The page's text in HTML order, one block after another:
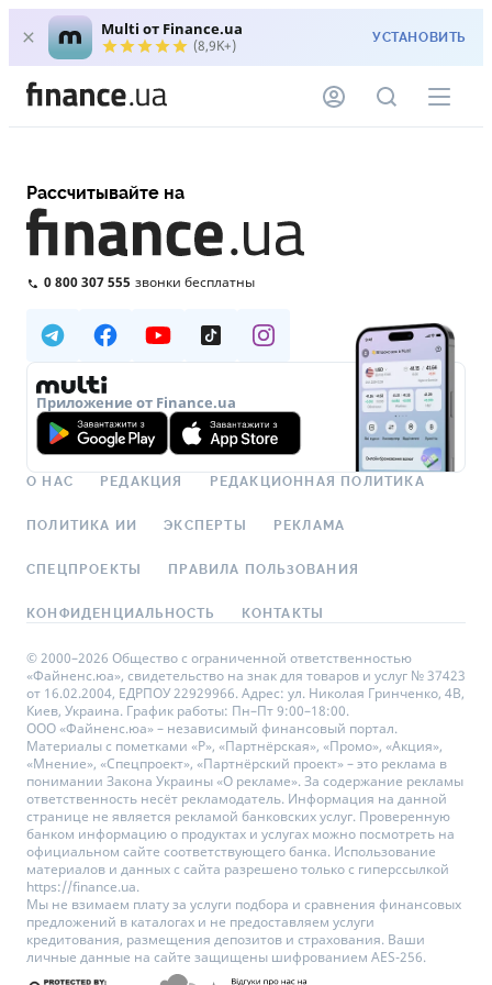
Multi от Finance.ua
(8,9K+) УСТАНОВИТЬ
Рассчитывайте на
0 800 307 555 звонки бесплатны
Приложение от Finance.ua
О НАС РЕДАКЦИЯ РЕДАКЦИОННАЯ ПОЛИТИКА
ПОЛИТИКА ИИ ЭКСПЕРТЫ РЕКЛАМА
СПЕЦПРОЕКТЫ ПРАВИЛА ПОЛЬЗОВАНИЯ
КОНФИДЕНЦИАЛЬНОСТЬ КОНТАКТЫ
© 2000–2026 Общество с ограниченной ответственностью
«Файненс.юа», свидетельство на знак для товаров и услуг № 37423
от 16.02.2004, ЕДРПОУ 22929966. Адрес: ул. Николая Гринченко, 4В,
Киев, Украина. График работы: Пн–Пт 9:00–18:00.
ООО «Файненс.юа» – независимый финансовый портал.
Материалы с пометками «Р», «Партнёрская», «Промо», «Акция»,
«Мнение», «Спецпроект», «Партнёрский проект» – это реклама в
понимании Закона Украины «О рекламе». За содержание рекламы
ответственность несёт рекламодатель. Информация на данной
странице не является рекламой банковских услуг. Проверенную
банком информацию о продуктах и услугах можно посмотреть на
официальном сайте соответствующего банка. Использование
материалов и данных с сайта разрешено только с гиперссылкой
https://finance.ua.
Мы не взимаем плату за услуги подбора и сравнения финансовых
предложений в каталогах и не предоставляем услуги
кредитования, размещения депозитов и страхования. Ваши
личные данные на сайте защищены шифрованием AES-256.